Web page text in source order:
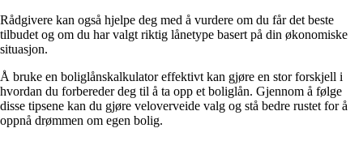
Rådgivere kan også hjelpe deg med å vurdere om du får det beste
tilbudet og om du har valgt riktig lånetype basert på din økonomiske
situasjon.
Å bruke en boliglånskalkulator effektivt kan gjøre en stor forskjell i
hvordan du forbereder deg til å ta opp et boliglån. Gjennom å følge
disse tipsene kan du gjøre veloverveide valg og stå bedre rustet for å
oppnå drømmen om egen bolig.